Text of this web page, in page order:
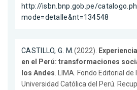
http://isbn.bnp.gob.pe/
mode=detalle&nt=134548
CASTILLO, G. M.(2022).
en el Perú: transformaciones
los Andes. LIMA. Fondo Editorial
Universidad Católica del Perú.